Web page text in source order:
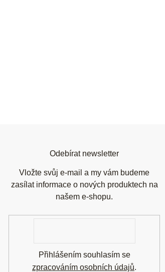
Odebírat newsletter
Vložte svůj e-mail a my vám budeme
zasílat informace o nových produktech na
našem e-shopu.
Přihlášením souhlasím se
zpracováním osobních údajů.